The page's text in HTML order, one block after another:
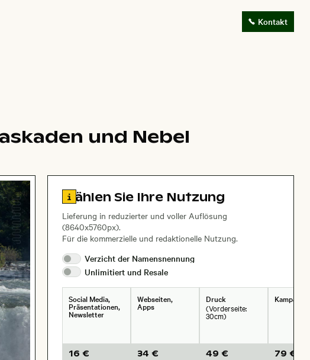
Kontakt
und Nebel
Zu den Lizenzinformationen springen
Wählen Sie Ihre Nutzung
Lieferung in reduzierter und voller Auflösung
(8640x5760px).
Für die kommerzielle und redaktionelle Nutzung.
Verzicht der Namensnennung
Unlimitiert und Resale
Social Media,
Präsentationen,
Newsletter
16 €
Webseiten,
Apps
34 €
Druck
(Vorderseite:
30cm)
49 €
79 €